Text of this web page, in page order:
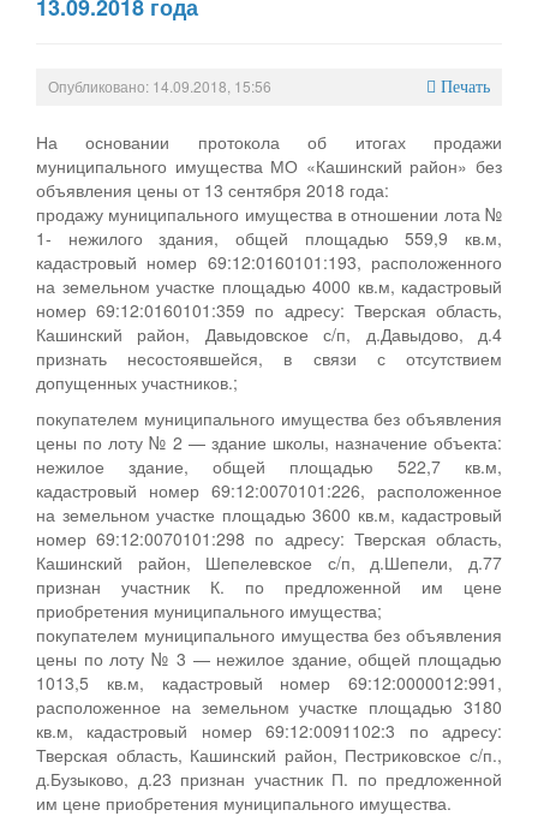
13.09.2018 года
Опубликовано: 14.09.2018, 15:56 Печать
На основании протокола об итогах продажи
муниципального имущества МО «Кашинский район» без
объявления цены от 13 сентября 2018 года:
продажу муниципального имущества в отношении лота №
1- нежилого здания, общей площадью 559,9 кв.м,
кадастровый номер 69:12:0160101:193, расположенного
на земельном участке площадью 4000 кв.м, кадастровый
номер 69:12:0160101:359 по адресу: Тверская область,
Кашинский район, Давыдовское с/п, д.Давыдово, д.4
признать несостоявшейся, в связи с отсутствием
допущенных участников.;
покупателем муниципального имущества без объявления
цены по лоту № 2 — здание школы, назначение объекта:
нежилое здание, общей площадью 522,7 кв.м,
кадастровый номер 69:12:0070101:226, расположенное
на земельном участке площадью 3600 кв.м, кадастровый
номер 69:12:0070101:298 по адресу: Тверская область,
Кашинский район, Шепелевское с/п, д.Шепели, д.77
признан участник К. по предложенной им цене
приобретения муниципального имущества;
покупателем муниципального имущества без объявления
цены по лоту № 3 — нежилое здание, общей площадью
1013,5 кв.м, кадастровый номер 69:12:0000012:991,
расположенное на земельном участке площадью 3180
кв.м, кадастровый номер 69:12:0091102:3 по адресу:
Тверская область, Кашинский район, Пестриковское с/п.,
д.Бузыково, д.23 признан участник П. по предложенной
им цене приобретения муниципального имущества.